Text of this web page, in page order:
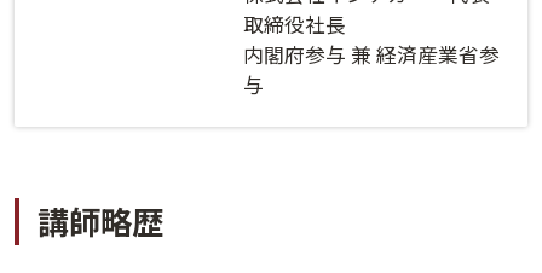
初めてご利用になる方
新規会員登録
取締役社長
内閣府参与 兼 経済産業省参
与
講師略歴
ご利用ガイド